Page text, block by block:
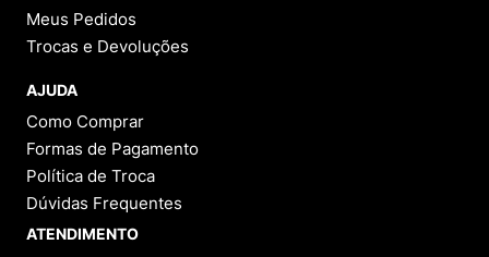
Meus Pedidos
Trocas e Devoluções
AJUDA
Como Comprar
Formas de Pagamento
Política de Troca
Dúvidas Frequentes
ATENDIMENTO